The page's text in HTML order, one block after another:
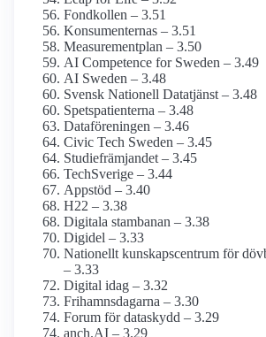
Fondkollen – 3.51
Konsumenternas – 3.51
Measurementplan – 3.50
AI Competence for Sweden – 3.49
AI Sweden – 3.48
Svensk Nationell Datatjänst – 3.48
Spetspatienterna – 3.48
Dataföreningen – 3.46
Civic Tech Sweden – 3.45
Studiefrämjandet – 3.45
TechSverige – 3.44
Appstöd – 3.40
H22 – 3.38
Digitala stambanan – 3.38
Digidel – 3.33
Nationellt kunskapsc­entrum för
– 3.33
Digital idag – 3.32
Frihamnsdagarna – 3.30
Forum för dataskydd – 3.29
anch.AI – 3.29